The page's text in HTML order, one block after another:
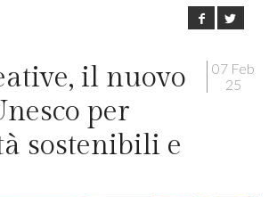
07 Feb
25
il nuovo
per
sostenibili e